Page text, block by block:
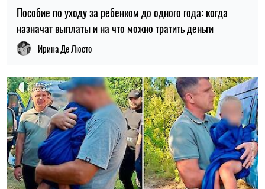
Пособие по уходу за ребенком до одного года: когда
назначат выплаты и на что можно тратить деньги
Ирина Де Люсто